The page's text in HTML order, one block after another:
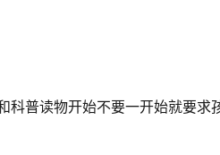
科普读物开始不要一开始就要求